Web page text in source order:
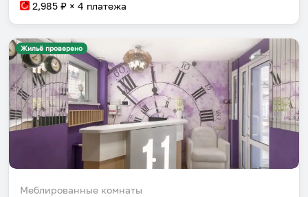
2,985 ₽ × 4 платежа
Жильё проверено
Меблированные комнаты